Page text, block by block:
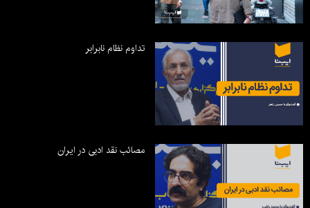
تداوم نظام نابرابر
مصائب نقد ادبی در ایران